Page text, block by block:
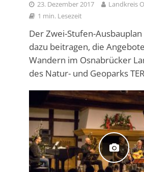
23. Dezember 2017
Landkreis
1 min. Lesezeit
Der Zwei-Stufen-
dazu beitragen, die
Wandern im Osnabrücker
des Natur- und Geoparks